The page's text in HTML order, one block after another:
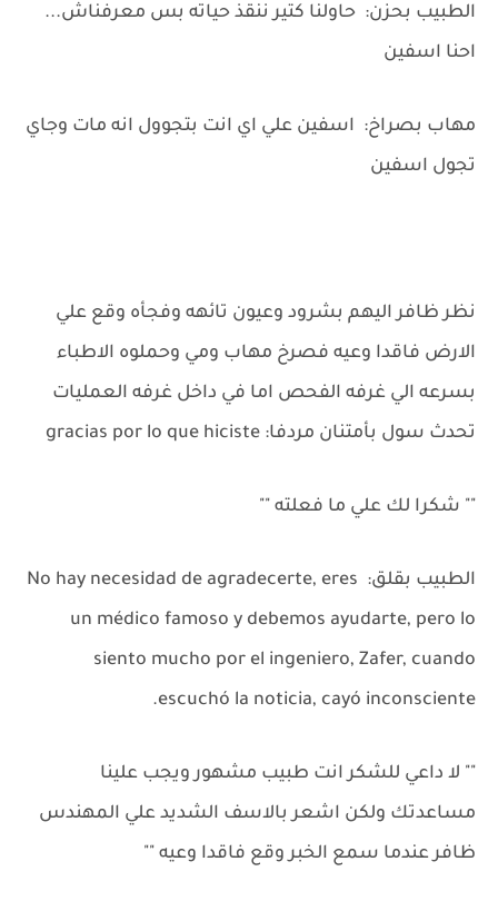
الطبيب بحزن: حاولنا كتير ننقذ حياته بس معرفناش...
احنا اسفين
مهاب بصراخ: اسفين علي اي انت بتجوول انه مات وجاي
تجول اسفين
نظر ظافر اليهم بشرود وعيون تائهه وفجأه وقع علي
الارض فاقدا وعيه فصرخ مهاب ومي وحملوه الاطباء
بسرعه الي غرفه الفحص اما في داخل غرفه العمليات
تحدث سول بأمتنان مردفا: gracias por lo que hiciste
"" شكرا لك علي ما فعلته ""
الطبيب بقلق: No hay necesidad de agradecerte, eres
un médico famoso y debemos ayudarte, pero lo
siento mucho por el ingeniero, Zafer, cuando
escuchó la noticia, cayó inconsciente.
"" لا داعي للشكر انت طبيب مشهور ويجب علينا
مساعدتك ولكن اشعر بالاسف الشديد علي المهندس
ظافر عندما سمع الخبر وقع فاقدا وعيه ""